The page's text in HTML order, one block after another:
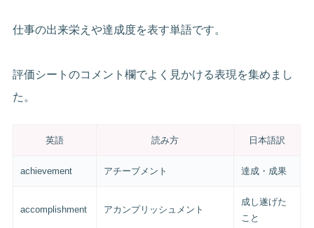
仕事の出来栄えや達成度を表す単語です。
評価シートのコメント欄でよく見かける表現を集めまし
た。
英語 読み方 日本語訳
achievement アチーブメント 達成・成果
accomplishment アカンプリッシュメント
成し遂げた
こと